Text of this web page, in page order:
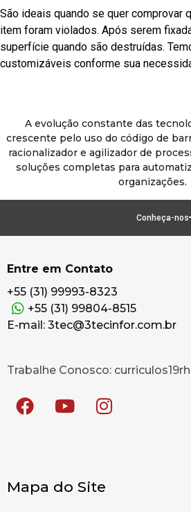
São ideais quando se quer comprovar
item foram violados. Após serem
superfície quando são destruídas.
customizáveis conforme sua
A evolução constante das
crescente pelo uso do código de
racionalizador e agilizador de
soluções completas para
organizações.
Conheça-nos
Entre em Contato
+55 (31) 99993-8323
+55 (31) 99804-8515
E-mail: 3tec@3tecinfor.com.br
Trabalhe Conosco:
Mapa do Site